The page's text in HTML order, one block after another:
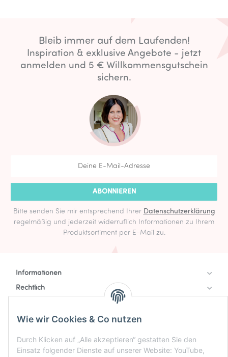
Wie wir Cookies & Co nutzen
Durch Klicken auf „Alle akzeptieren“ gestatten Sie den
Einsatz folgender Dienste auf unserer Website: YouTube,
Bleib immer auf dem Laufenden!
Inspiration & exklusive Angebote - jetzt
anmelden und 5 € Willkommensgutschein
sichern.
ABONNIEREN
Bitte senden Sie mir entsprechend Ihrer Datenschutzerklärung
regelmäßig und jederzeit widerruflich Informationen zu Ihrem
Produktsortiment per E-Mail zu.
Informationen
Rechtlich